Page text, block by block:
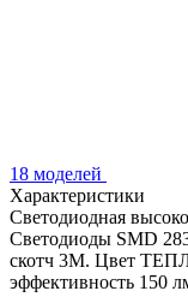
18 моделей
Характеристики
Светодиодная
Светодиоды SMD
скотч 3M. Цвет
эффективность 150